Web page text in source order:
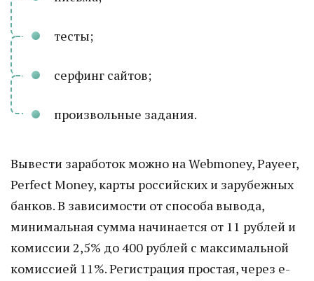
тесты;
серфинг сайтов;
произвольные задания.
Вывести заработок можно на Webmoney, Payeer,
Perfect Money, карты российских и зарубежных
банков. В зависимости от способа вывода,
минимальная сумма начинается от 11 рублей и
комиссии 2,5% до 400 рублей с максимальной
комиссией 11%. Регистрация простая, через e-